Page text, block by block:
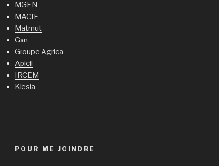
MGEN
MACIF
Matmut
Gan
Groupe Agrica
Apicil
IRCEM
Klesia
POUR ME JOINDRE